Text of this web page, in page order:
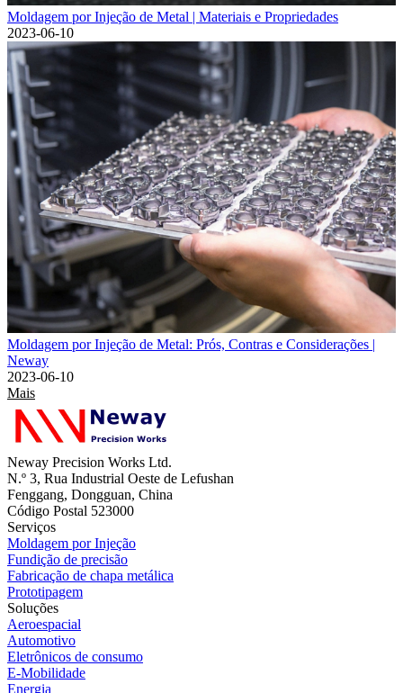
Moldagem por Injeção de Metal | Materiais e Propriedades
2023-06-10
Moldagem por Injeção de Metal: Prós, Contras e Considerações |
Neway
2023-06-10
Mais
Neway Precision Works Ltd.
N.º 3, Rua Industrial Oeste de Lefushan
Fenggang, Dongguan, China
Código Postal 523000
Serviços
Moldagem por Injeção
Fundição de precisão
Fabricação de chapa metálica
Prototipagem
Soluções
Aeroespacial
Automotivo
Eletrônicos de consumo
E-Mobilidade
Energia